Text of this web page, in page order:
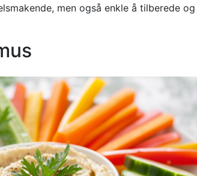
men også enkle å tilberede